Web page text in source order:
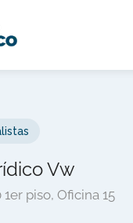
Vw
piso, Oficina 15